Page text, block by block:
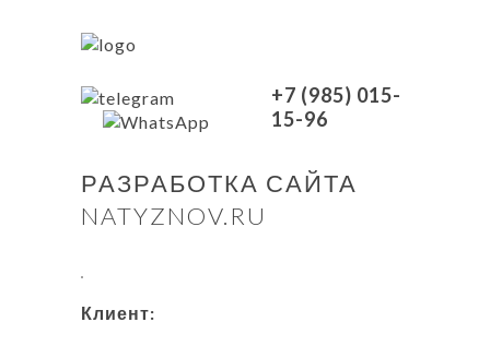
+7 (985) 015-
15-96
РАЗРАБОТКА САЙТА
NATYZNOV.RU
Клиент: